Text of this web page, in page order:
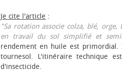
Je cite l'article :
"Sa rotation associe colza, blé,
en travail du sol simplifié et
rendement en huile est primordial.
tournesol. L'itinéraire technique
d'insecticide.